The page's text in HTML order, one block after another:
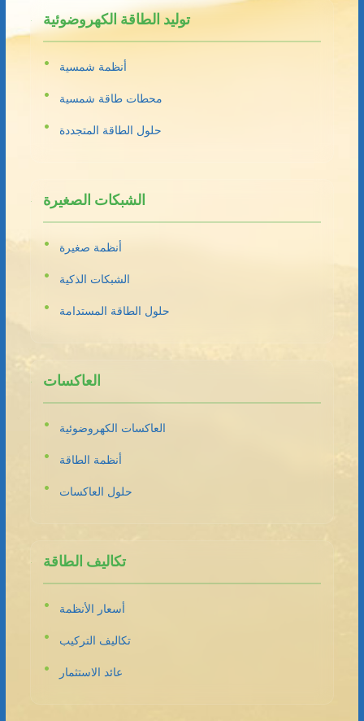
توليد الطاقة الكهروضوئية
أنظمة شمسية
محطات طاقة شمسية
حلول الطاقة المتجددة
الشبكات الصغيرة
أنظمة صغيرة
الشبكات الذكية
حلول الطاقة المستدامة
العاكسات
العاكسات الكهروضوئية
أنظمة الطاقة
حلول العاكسات
تكاليف الطاقة
أسعار الأنظمة
تكاليف التركيب
عائد الاستثمار